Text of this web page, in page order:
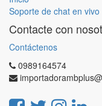
Soporte de chat en vivo
Contacte con
Contáctenos
0989164574